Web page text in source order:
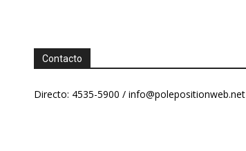
Contacto
Directo: 4535-5900 / info@polepositionweb.net